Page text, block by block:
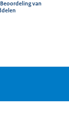
van